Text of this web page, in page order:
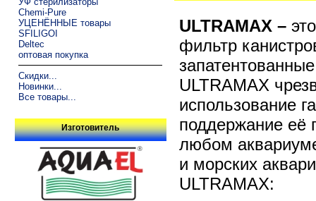
Chemi-Pure
УЦЕНЁННЫЕ товары
SFILIGOI
Deltec
оптовая покупка
Скидки...
Новинки...
Все товары...
Изготовитель
ULTRAMAX –
фильтр
ULTRAMAX
использование
поддержание её
любом
и морских
ULTRAMAX: